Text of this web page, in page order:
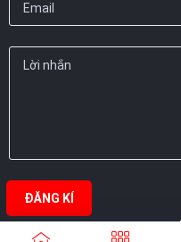
ĐĂNG KÍ